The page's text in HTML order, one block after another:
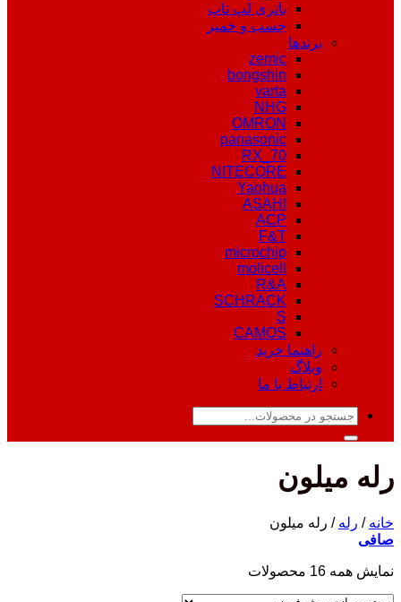
باتری لپ تاپ
چسب و خمیر
برندها
zemic
bongshin
varta
NHG
OMRON
panasonic
RX_70
NITECORE
Yaohua
ASAHI
ACP
F&T
microchip
molicell
R&A
SCHRACK
S
CAMOS
راهنما خرید
وبلاگ
ارتباط با ما
جستجو
رله میلون
خانه / رله / رله میلون
صافی
نمایش همه 16 محصولات